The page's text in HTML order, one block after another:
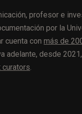
profesor e
por la
cuenta con más de
adelante, desde
curators.